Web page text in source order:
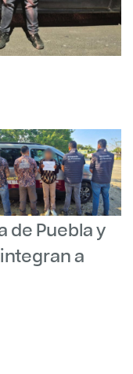
de Puebla y
a